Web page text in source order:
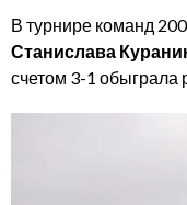
В турнире команд
Станислава
счетом 3-1